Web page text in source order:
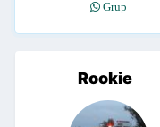
Grup
Rookie